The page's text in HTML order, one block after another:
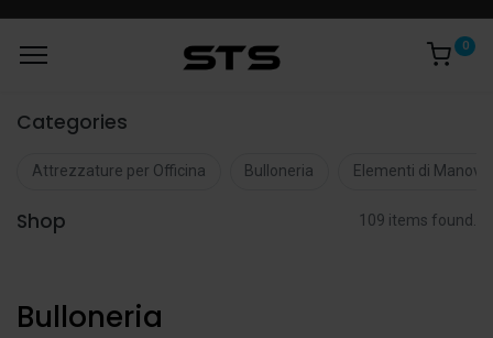
0
Categories
Attrezzature per Officina Bulloneria Elementi di
Shop 109 items found.
Bulloneria